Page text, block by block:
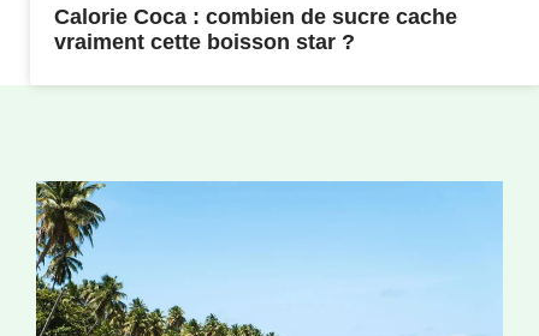
Calorie Coca : combien de sucre cache
vraiment cette boisson star ?